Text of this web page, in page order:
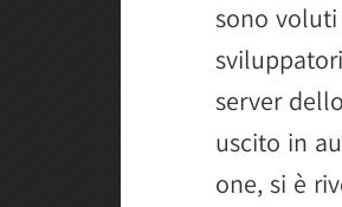
sono voluti
server
uscito in
one, si è